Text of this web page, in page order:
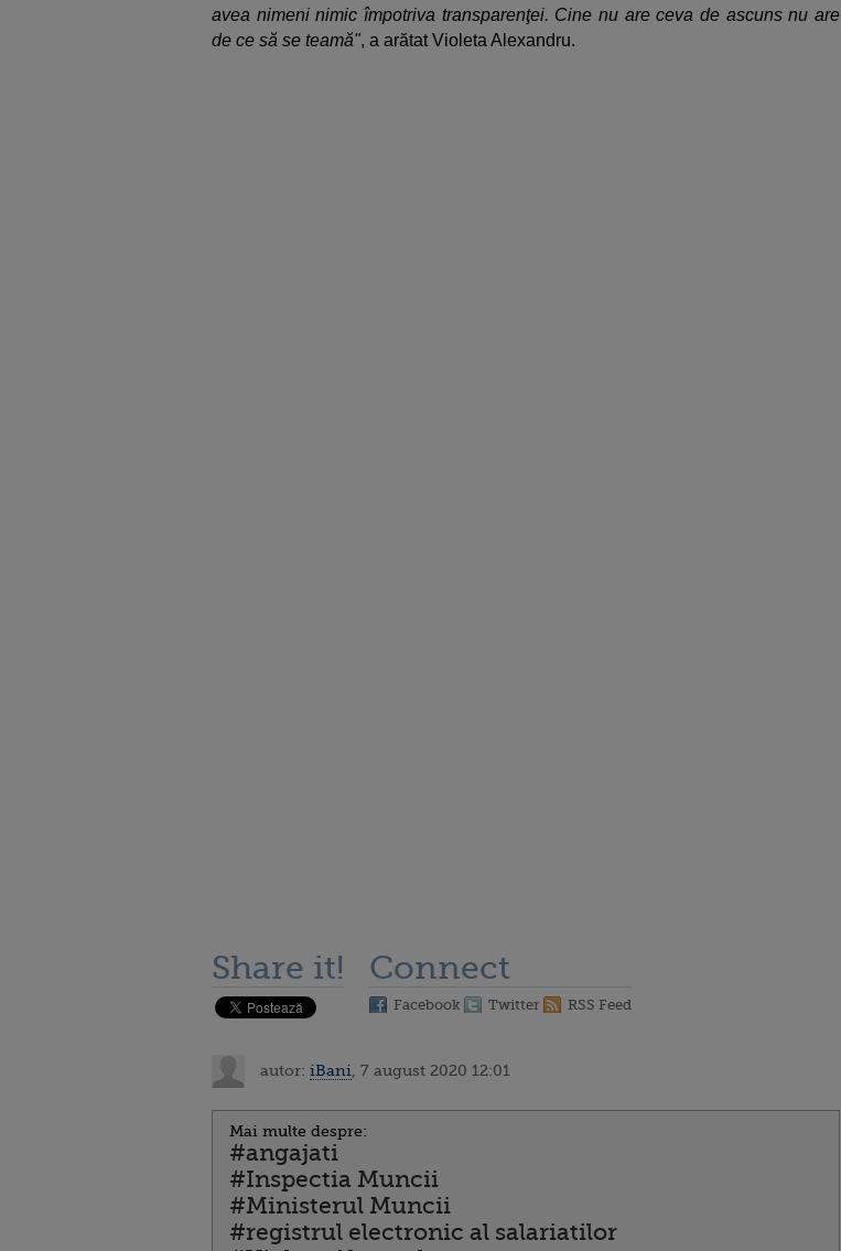
avea nimeni nimic împotriva transparenţei. Cine nu are ceva de ascuns nu are
de ce să se teamă", a arătat Violeta Alexandru.
Share it! Connect
Facebook Twitter RSS Feed
autor: iBani , 7 august 2020 12:01
Mai multe despre:
#angajati
#Inspectia Muncii
#Ministerul Muncii
#registrul electronic al salariatilor